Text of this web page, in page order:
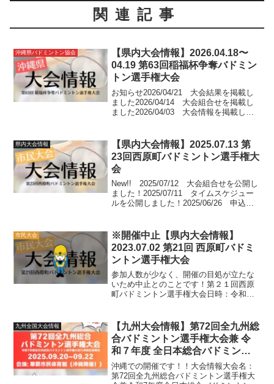
関連記事
沖縄県バドミントン協会
【県内大会情報】2026.04.18〜
04.19 第63回稲福杯争奪バドミン
トン選手権大会
お知らせ2026/04/21 大会結果を掲載し
ました2026/04/14 大会組合せを掲載し
ました2026/04/03 大会情報を掲載しま
大会主催沖縄県バドミントン協...
県内大会情報
【県内大会情報】2025.07.13 第
23回西原町バドミントン選手権大
会
New!! 2025/07/12 大会組合せを公開し
ました！2025/07/11 タイムスケジュー
ルを公開しました！2025/06/26 申込状
大会結果大会速報ペ...
市民大会
※開催中止【県内大会情報】
2023.07.02 第21回 西原町バドミ
ントン選手権大会
参加人数が少なく、開催の目処が立たな
いため中止とのことです！第２１回西原
町バドミントン選手権大会日時：令和５
Dクラス）参加料：１ペア２０００円申込
締切：令和５年６月...
九州全国大会情報
【九州大会情報】第72回全九州総
合バドミントン選手権大会兼 令
和７年度 全日本総合バドミント
ン選手権大会九州地区選考会（沖
縄開催）
沖縄での開催です！！大会情報大会名：
第72回全九州総合バドミントン選手権大